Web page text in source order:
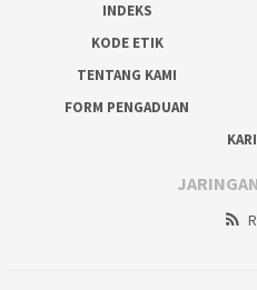
INDEKS
KODE ETIK
TENTANG KAMI
FORM PENGADUAN